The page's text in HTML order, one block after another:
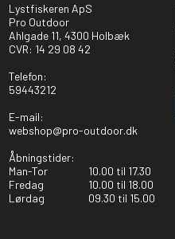
Lystfiskeren ApS
Pro Outdoor
Ahlgade 11, 4300 Holbæk
CVR: 14 29 08 42
Telefon:
59443212
E-mail:
webshop@pro-outdoor.dk
Åbningstider:
Man-Tor
10.00 til 17.30
Fredag
10.00 til 18.00
Lørdag
09.30 til 15.00